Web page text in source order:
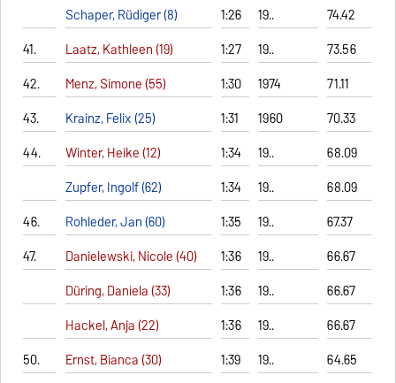
Schaper, Rüdiger (8) 1:26 19..
74.42
41.
Laatz, Kathleen (19) 1:27 19..
73.56
42.
Menz, Simone (55) 1:30 1974
71.11
43.
Krainz, Felix (25) 1:31 1960
70.33
44.
Winter, Heike (12) 1:34 19..
68.09
Zupfer, Ingolf (62)
1:34 19..
68.09
46.
Rohleder, Jan (60) 1:35 19..
67.37
47.
Danielewski, Nicole (40) 1:36 19..
66.67
Düring, Daniela (33)
1:36 19..
66.67
Hackel, Anja (22)
1:36 19..
66.67
50.
Ernst, Bianca (30) 1:39 19..
64.65